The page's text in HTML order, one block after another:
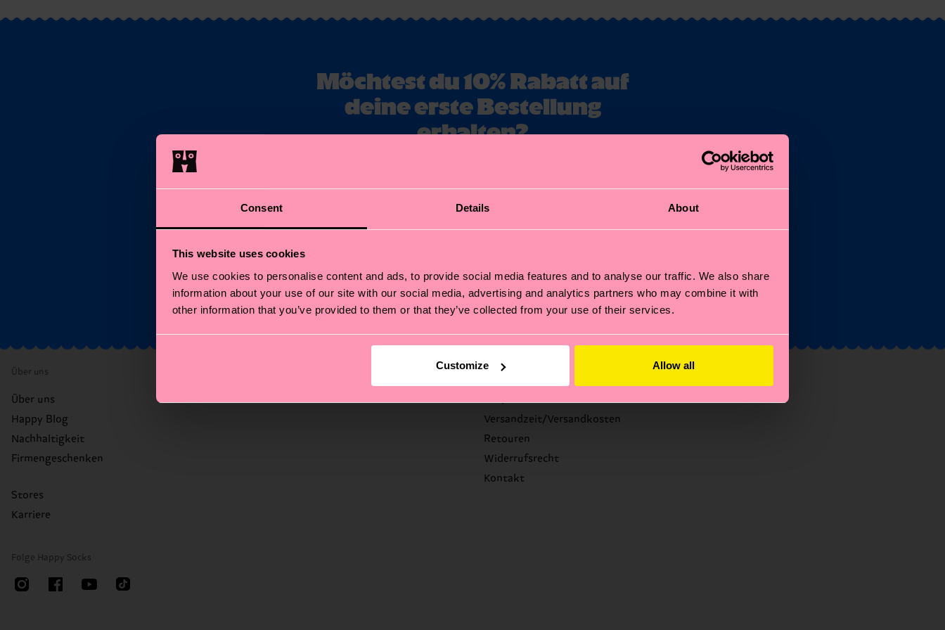
Consent Details About
This website uses cookies
We use cookies to personalise content and ads, to provide social media features and to analyse our traffic. We also share
information about your use of our site with our social media, advertising and analytics partners who may combine it with
other information that you’ve provided to them or that they’ve collected from your use of their services.
Customize Allow all
Möchtest du 10% Rabatt auf
deine erste Bestellung
erhalten?
Datenschutzrichtlinien.
Über uns
Über uns
Happy Blog
Nachhaltigkeit
Firmengeschenken
Stores
Karriere
Hilfe
FAQ's
Versandzeit/Versandkosten
Retouren
Widerrufsrecht
Kontakt
Folge Happy Socks